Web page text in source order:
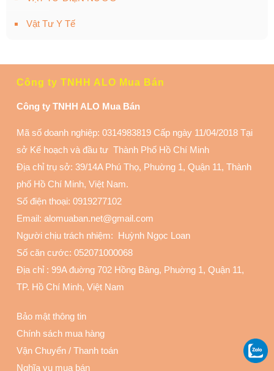
Vật Tư Y Tế
Công ty TNHH ALO Mua Bán
Công ty TNHH ALO Mua Bán
Mã số doanh nghiệp: 0314983819 Cấp ngày 11/04/2018 Tại
sở Kế hoạch và đầu tư Thành Phố Hồ Chí Minh
Địa chỉ trụ sở: 39/14A Phú Thọ, Phuờng 1, Quận 11, Thành
phố Hồ Chí Minh, Việt Nam.
Số điện thoại: 0919277102
Email: alomuaban.net@gmail.com
Người chịu trách nhiệm: Huỳnh Ngọc Loan
Số căn cước: 052071000068
Địa chỉ : 99A đuờng 702 Hồng Bàng, Phuờng 1, Quận 11,
TP. Hồ Chí Minh, Việt Nam
Bảo mật thông tin
Chính sách mua hàng
Vận Chuyển / Thanh toán
Nghĩa vụ mua bán